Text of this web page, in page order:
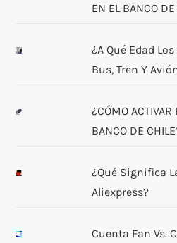
EN EL BANCO
¿A Qué Edad
Bus, Tren Y
¿CÓMO ACTIVAR
BANCO DE
¿Qué Significa
Aliexpress?
Cuenta Fan Vs.